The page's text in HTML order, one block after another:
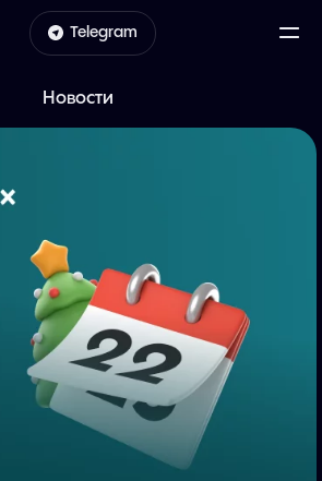
Telegram
Новости